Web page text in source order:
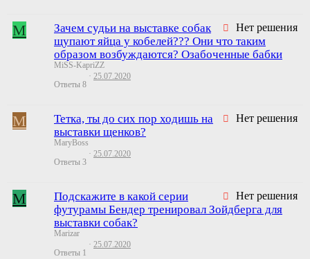
M Нет решения
Зачем судьи на выставке собак
щупают яйца у кобелей??? Они что таким
образом возбуждаются? Озабоченные бабки
MiSS-KapriZZ
Ответы 8
25.07.2020
M Нет решения
Тетка, ты до сих пор ходишь на
выставки щенков?
MaryBoss
Ответы 3
25.07.2020
M Нет решения
Подскажите в какой серии
футурамы Бендер тренировал Зойдберга для
выставки собак?
Marizar
Ответы 1
25.07.2020